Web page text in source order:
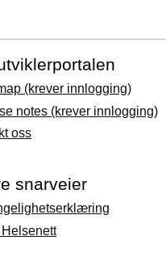
(krever innlogging)
notes (krever innlogging)
oss
snarveier